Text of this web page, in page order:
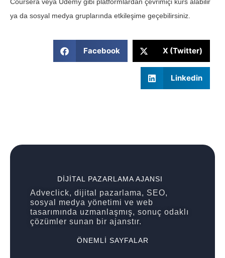
ya da sosyal medya gruplarında etkileşime geçebilirsiniz.
Facebook X (Twitter)
Linkedin
DIJITAL PAZARLAMA AJANSI
Adveclick, dijital pazarlama, SEO,
sosyal medya yönetimi ve web
tasarımında uzmanlaşmış, sonuç odaklı
çözümler sunan bir ajanstır.
ÖNEMLI SAYFALAR